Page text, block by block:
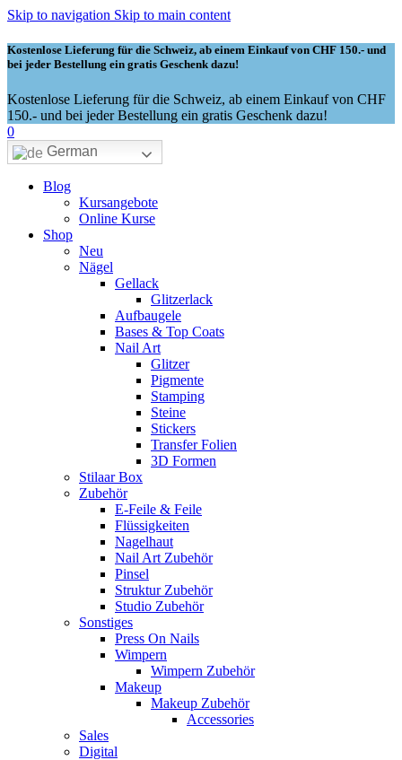
Skip to navigation Skip to main content
Kostenlose Lieferung für die Schweiz, ab einem Einkauf von CHF 150.- und
bei jeder Bestellung ein gratis Geschenk dazu!
Kostenlose Lieferung für die Schweiz, ab einem Einkauf von CHF
150.- und bei jeder Bestellung ein gratis Geschenk dazu!
0
German
Blog
Kursangebote
Online Kurse
Shop
Neu
Nägel
Gellack
Glitzerlack
Aufbaugele
Bases & Top Coats
Nail Art
Glitzer
Pigmente
Stamping
Steine
Stickers
Transfer Folien
3D Formen
Stilaar Box
Zubehör
E-Feile & Feile
Flüssigkeiten
Nagelhaut
Nail Art Zubehör
Pinsel
Struktur Zubehör
Studio Zubehör
Sonstiges
Press On Nails
Wimpern
Wimpern Zubehör
Makeup
Makeup Zubehör
Accessories
Sales
Digital